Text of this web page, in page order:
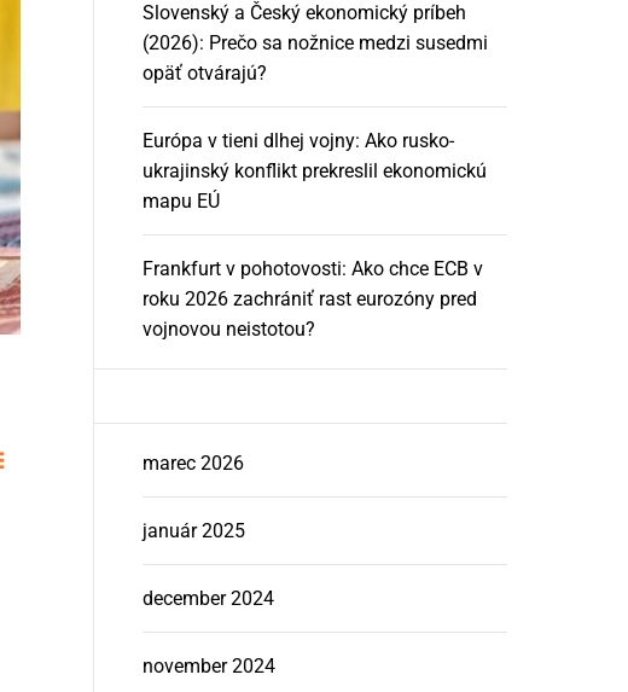
Slovenský a Český ekonomický príbeh
(2026): Prečo sa nožnice medzi susedmi
opäť otvárajú?
Európa v tieni dlhej vojny: Ako rusko-
ukrajinský konflikt prekreslil ekonomickú
mapu EÚ
Frankfurt v pohotovosti: Ako chce ECB v
roku 2026 zachrániť rast eurozóny pred
vojnovou neistotou?
marec 2026
január 2025
december 2024
november 2024